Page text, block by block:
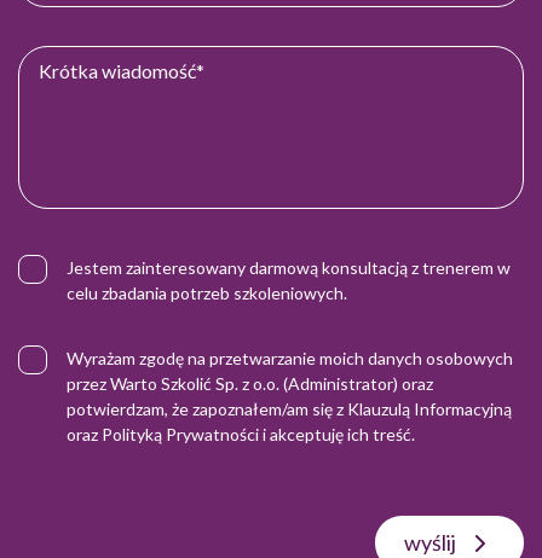
Jestem zainteresowany darmową konsultacją z trenerem w
celu zbadania potrzeb szkoleniowych.
Wyrażam zgodę na przetwarzanie moich danych osobowych
przez Warto Szkolić Sp. z o.o. (Administrator) oraz
potwierdzam, że zapoznałem/am się z Klauzulą Informacyjną
oraz Polityką Prywatnościi akceptuję ich treść.
wyślij